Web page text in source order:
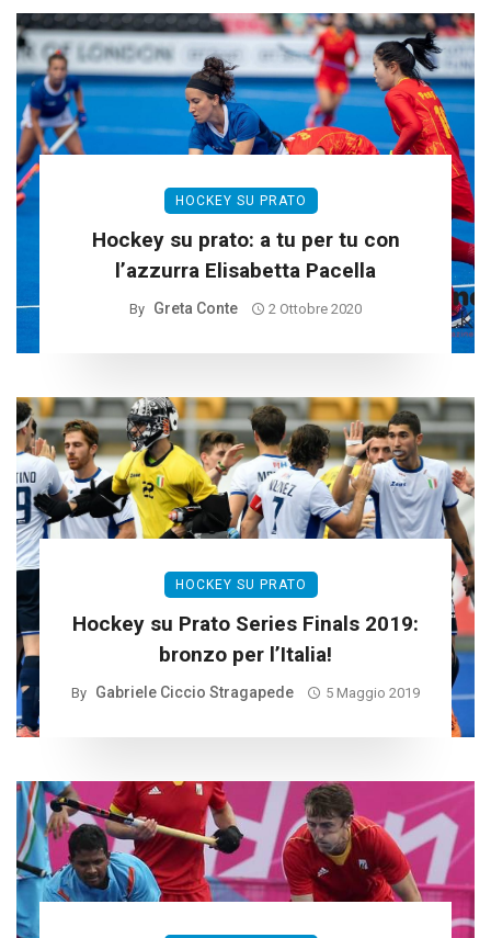
HOCKEY SU PRATO
Hockey su prato: a tu per tu con
l’azzurra Elisabetta Pacella
By Greta Conte 2 Ottobre 2020
HOCKEY SU PRATO
Hockey su Prato Series Finals 2019:
bronzo per l’Italia!
By Gabriele Ciccio Stragapede 5 Maggio 2019